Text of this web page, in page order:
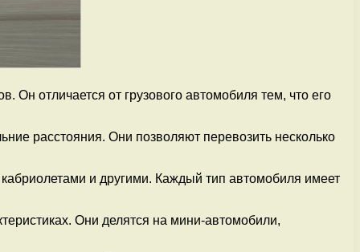
Он отличается от грузового автомобиля тем, что его
расстояния. Они позволяют перевозить несколько
и другими. Каждый тип автомобиля имеет
Они делятся на мини-автомобили,